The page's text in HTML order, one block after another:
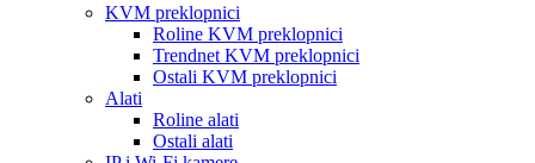
KVM preklopnici
Roline KVM preklopnici
Trendnet KVM preklopnici
Ostali KVM preklopnici
Alati
Roline alati
Ostali alati